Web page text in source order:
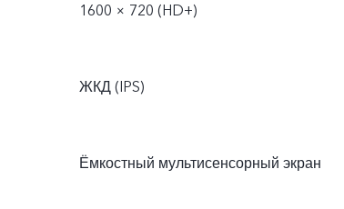
1600 × 720 (HD+)
ЖКД (IPS)
Ёмкостный мультисенсорный экран